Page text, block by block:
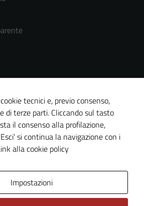
del sito
qualità
tecnici e, previo consenso,
di terze parti. Cliccando sul tasto
il consenso alla profilazione,
si continua la navigazione con i
alla cookie policy
Impostazioni